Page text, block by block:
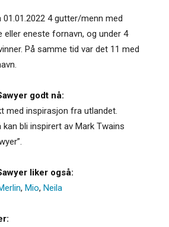
01.01.2022 4 gutter/menn med
eneste fornavn, og under 4
På samme tid var det 11 med
godt nå:
med inspirasjon fra utlandet.
bli inspirert av Mark Twains
liker også:
, Mio, Neila